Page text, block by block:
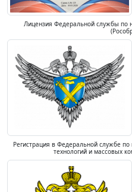
Лицензия Федеральной службы по
Регистрация в Федеральной службе
технологий и массовых